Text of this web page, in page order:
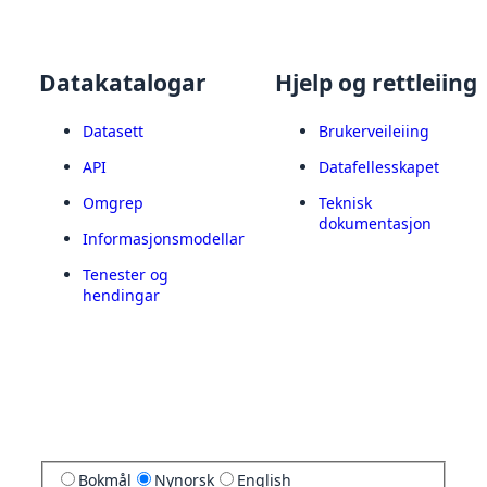
Datakatalogar
Datasett
API
Omgrep
Informasjonsmodellar
Tenester og
hendingar
Hjelp og rettleiing
Brukerveileiing
Datafellesskapet
Teknisk
dokumentasjon
Bokmål Nynorsk English